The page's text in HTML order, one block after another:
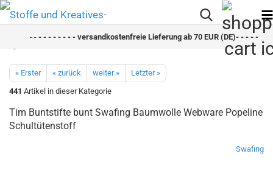
- - - - - - - - versandkostenfreie Lieferung ab 70 EUR (DE)- - - - - - - -
« Erster « zurück weiter »
Letzter »
441 Artikel in dieser Kategorie
Tim Buntstifte bunt Swafing Baumwolle Webware Popeline
Schultütenstoff
Swafing